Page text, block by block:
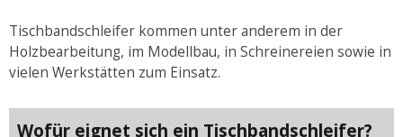
Tischbandschleifer kommen unter anderem in der
Holzbearbeitung, im Modellbau, in Schreinereien sowie in
vielen Werkstätten zum Einsatz.
Wofür eignet sich ein Tischbandschleifer?